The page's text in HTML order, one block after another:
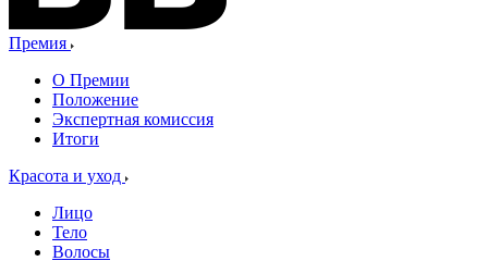
Премия
О Премии
Положение
Экспертная комиссия
Итоги
Красота и уход
Лицо
Тело
Волосы